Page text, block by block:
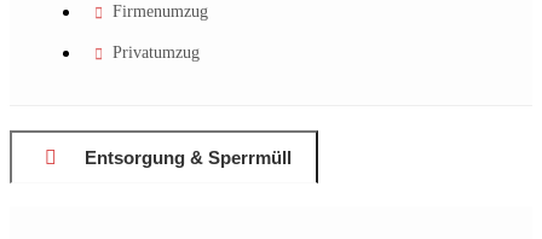
Firmenumzug
Privatumzug
Entsorgung & Sperrmüll